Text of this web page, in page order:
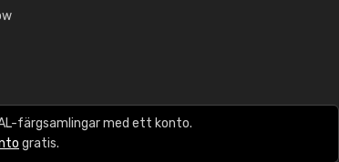
färgsamlingar med ett konto.
gratis.
RAL K7 vattenbaserad